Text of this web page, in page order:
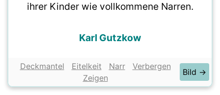
ihrer Kinder wie vollkommene Narren.
Karl Gutzkow
Deckmantel Eitelkeit Narr
Verbergen
Zeigen
Bild →